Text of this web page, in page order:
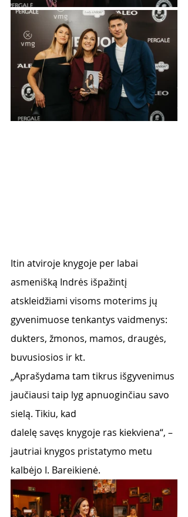
Itin atviroje knygoje per labai
asmenišką Indrės išpažintį
atskleidžiami visoms moterims jų
gyvenimuose tenkantys vaidmenys:
dukters, žmonos, mamos, draugės,
buvusiosios ir kt.
„Aprašydama tam tikrus išgyvenimus
jaučiausi taip lyg apnuoginčiau savo
sielą. Tikiu, kad
dalelę savęs knygoje ras kiekviena“, –
jautriai knygos pristatymo metu
kalbėjo I. Bareikienė.